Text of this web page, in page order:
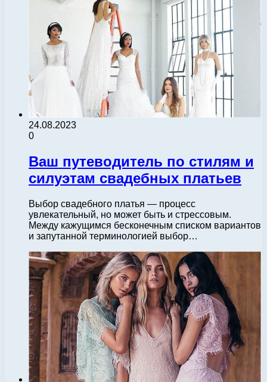
24.08.2023
0
Ваш путеводитель по стилям и
силуэтам свадебных платьев
Выбор свадебного платья — процесс
увлекательный, но может быть и стрессовым.
Между кажущимся бесконечным списком вариантов
и запутанной терминологией выбор…